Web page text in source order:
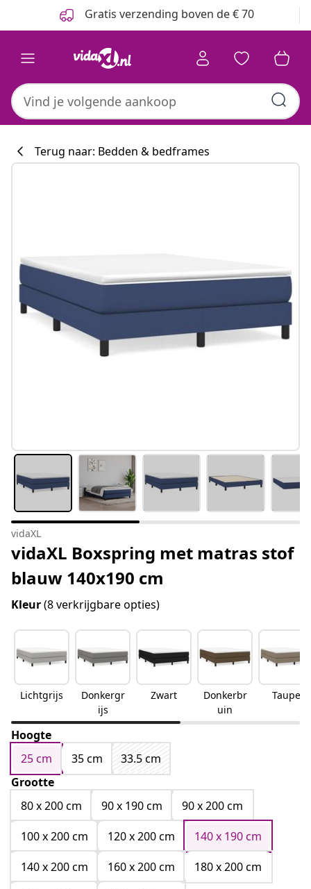
Gratis verzending boven de € 70
Terug naar: Bedden & bedframes
vidaXL
vidaXL Boxspring met matras stof
blauw 140x190 cm
Kleur(8 verkrijgbare opties)
Lichtgrijs
Donkergr
ijs
Zwart
Donkerbr
uin
Taupe
Hoogte
25 cm
35 cm
33.5 cm
Grootte
80 x 200 cm
90 x 190 cm
90 x 200 cm
100 x 200 cm
120 x 200 cm
140 x 190 cm
140 x 200 cm
160 x 200 cm
180 x 200 cm